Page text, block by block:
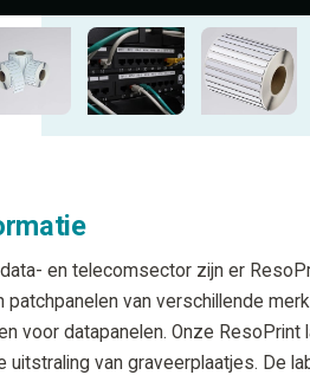
en telecomsector zijn er
van verschillende
voor datapanelen. Onze
uitstraling van graveerplaatjes. De